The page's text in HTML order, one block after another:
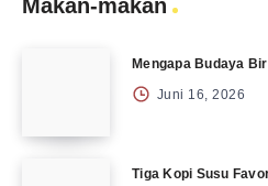
Makan-makan
Mengapa Budaya
Juni 16, 2026
Tiga Kopi Susu